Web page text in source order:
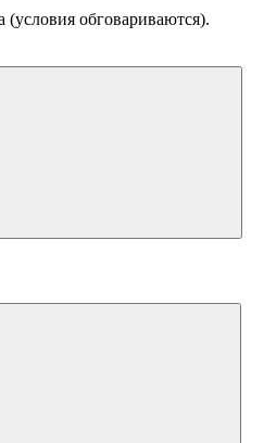
обговариваются).